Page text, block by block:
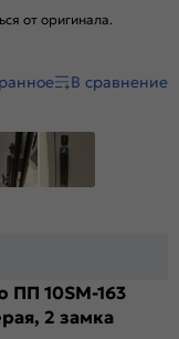
от оригинала.
В сравнение
10SM-163
2 замка